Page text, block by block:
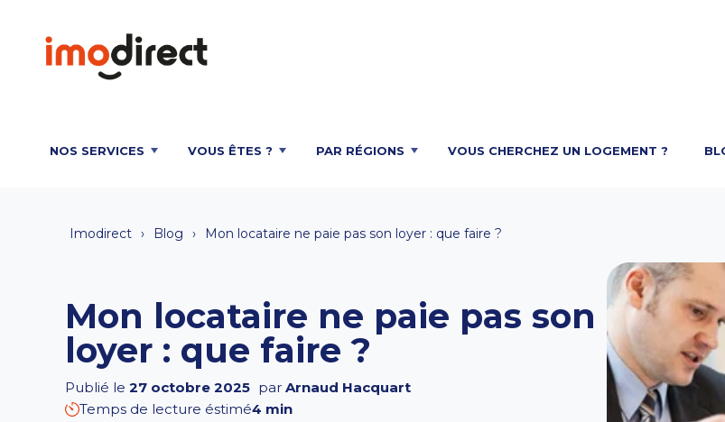
NOS SERVICES VOUS ÊTES ? PAR RÉGIONS VOUS CHERCHEZ UN LOGEMENT ?
Imodirect Blog Mon locataire ne paie pas son loyer : que faire ?
Mon locataire ne paie pas son
loyer : que faire ?
Publié le 27 octobre 2025 par Arnaud Hacquart
Temps de lecture éstimé4 min